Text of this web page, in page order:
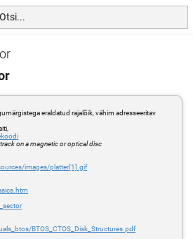
eraldatud rajalõik, vähim adresseeritav
on a magnetic or optical disc
images/platter[1].gif
BTOS_CTOS_Disk_Structures.pdf